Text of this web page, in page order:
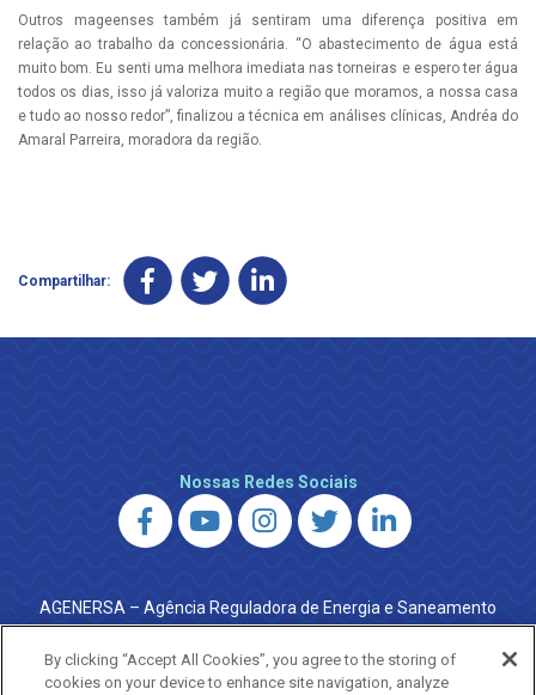
Outros mageenses também já sentiram uma diferença positiva em
relação ao trabalho da concessionária. “O abastecimento de água está
muito bom. Eu senti uma melhora imediata nas torneiras e espero ter água
todos os dias, isso já valoriza muito a região que moramos, a nossa casa
e tudo ao nosso redor”, finalizou a técnica em análises clínicas, Andréa do
Amaral Parreira, moradora da região.
Compartilhar:
Nossas Redes Sociais
AGENERSA – Agência Reguladora de Energia e Saneamento
do Estado do Rio de Janeiro
0800 024 9040 · (21) 2332-6457 (WhatsApp) ·
ouvidoria@agenersa.rj.gov.br/ouvidoria.agenersa@gmail.com
By clicking “Accept All Cookies”, you agree to the storing of
cookies on your device to enhance site navigation, analyze